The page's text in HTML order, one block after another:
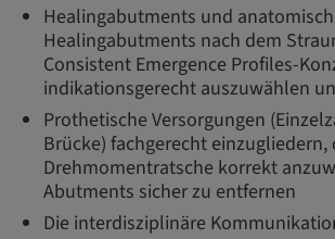
Healingabutments und
Healingabutments nach dem
Consistent Emergence Profiles-
indikationsgerecht auszuwählen
Prothetische Versorgungen
Brücke) fachgerecht einzugliedern,
Drehmomentratsche korrekt
Abutments sicher zu entfernen
Die interdisziplinäre